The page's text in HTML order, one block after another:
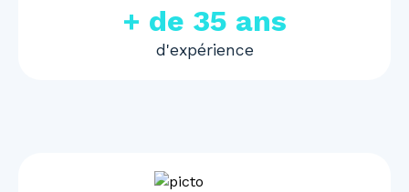
+ de 35 ans
d'expérience